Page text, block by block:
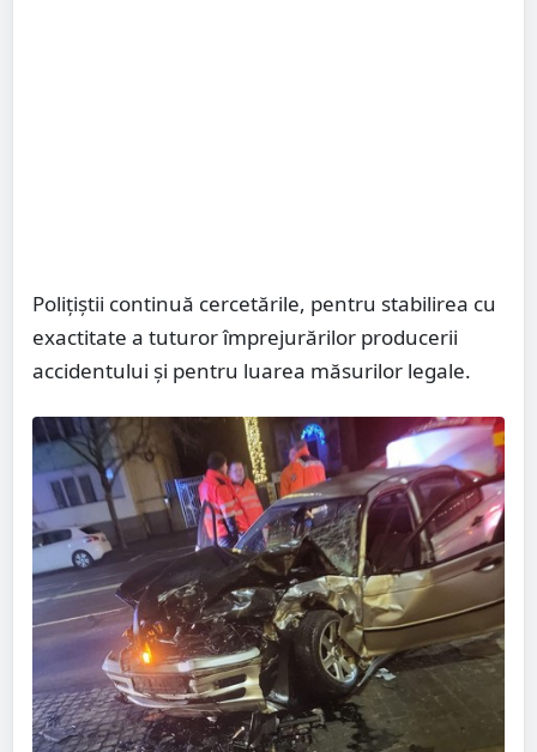
Poliţiştii continuă cercetările, pentru stabilirea cu
exactitate a tuturor împrejurărilor producerii
accidentului și pentru luarea măsurilor legale.